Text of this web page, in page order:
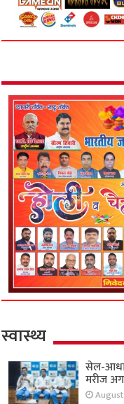
स्वास्थ्य
सेल-
मरीज